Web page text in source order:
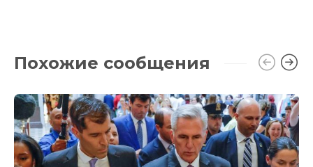
Похожие сообщения